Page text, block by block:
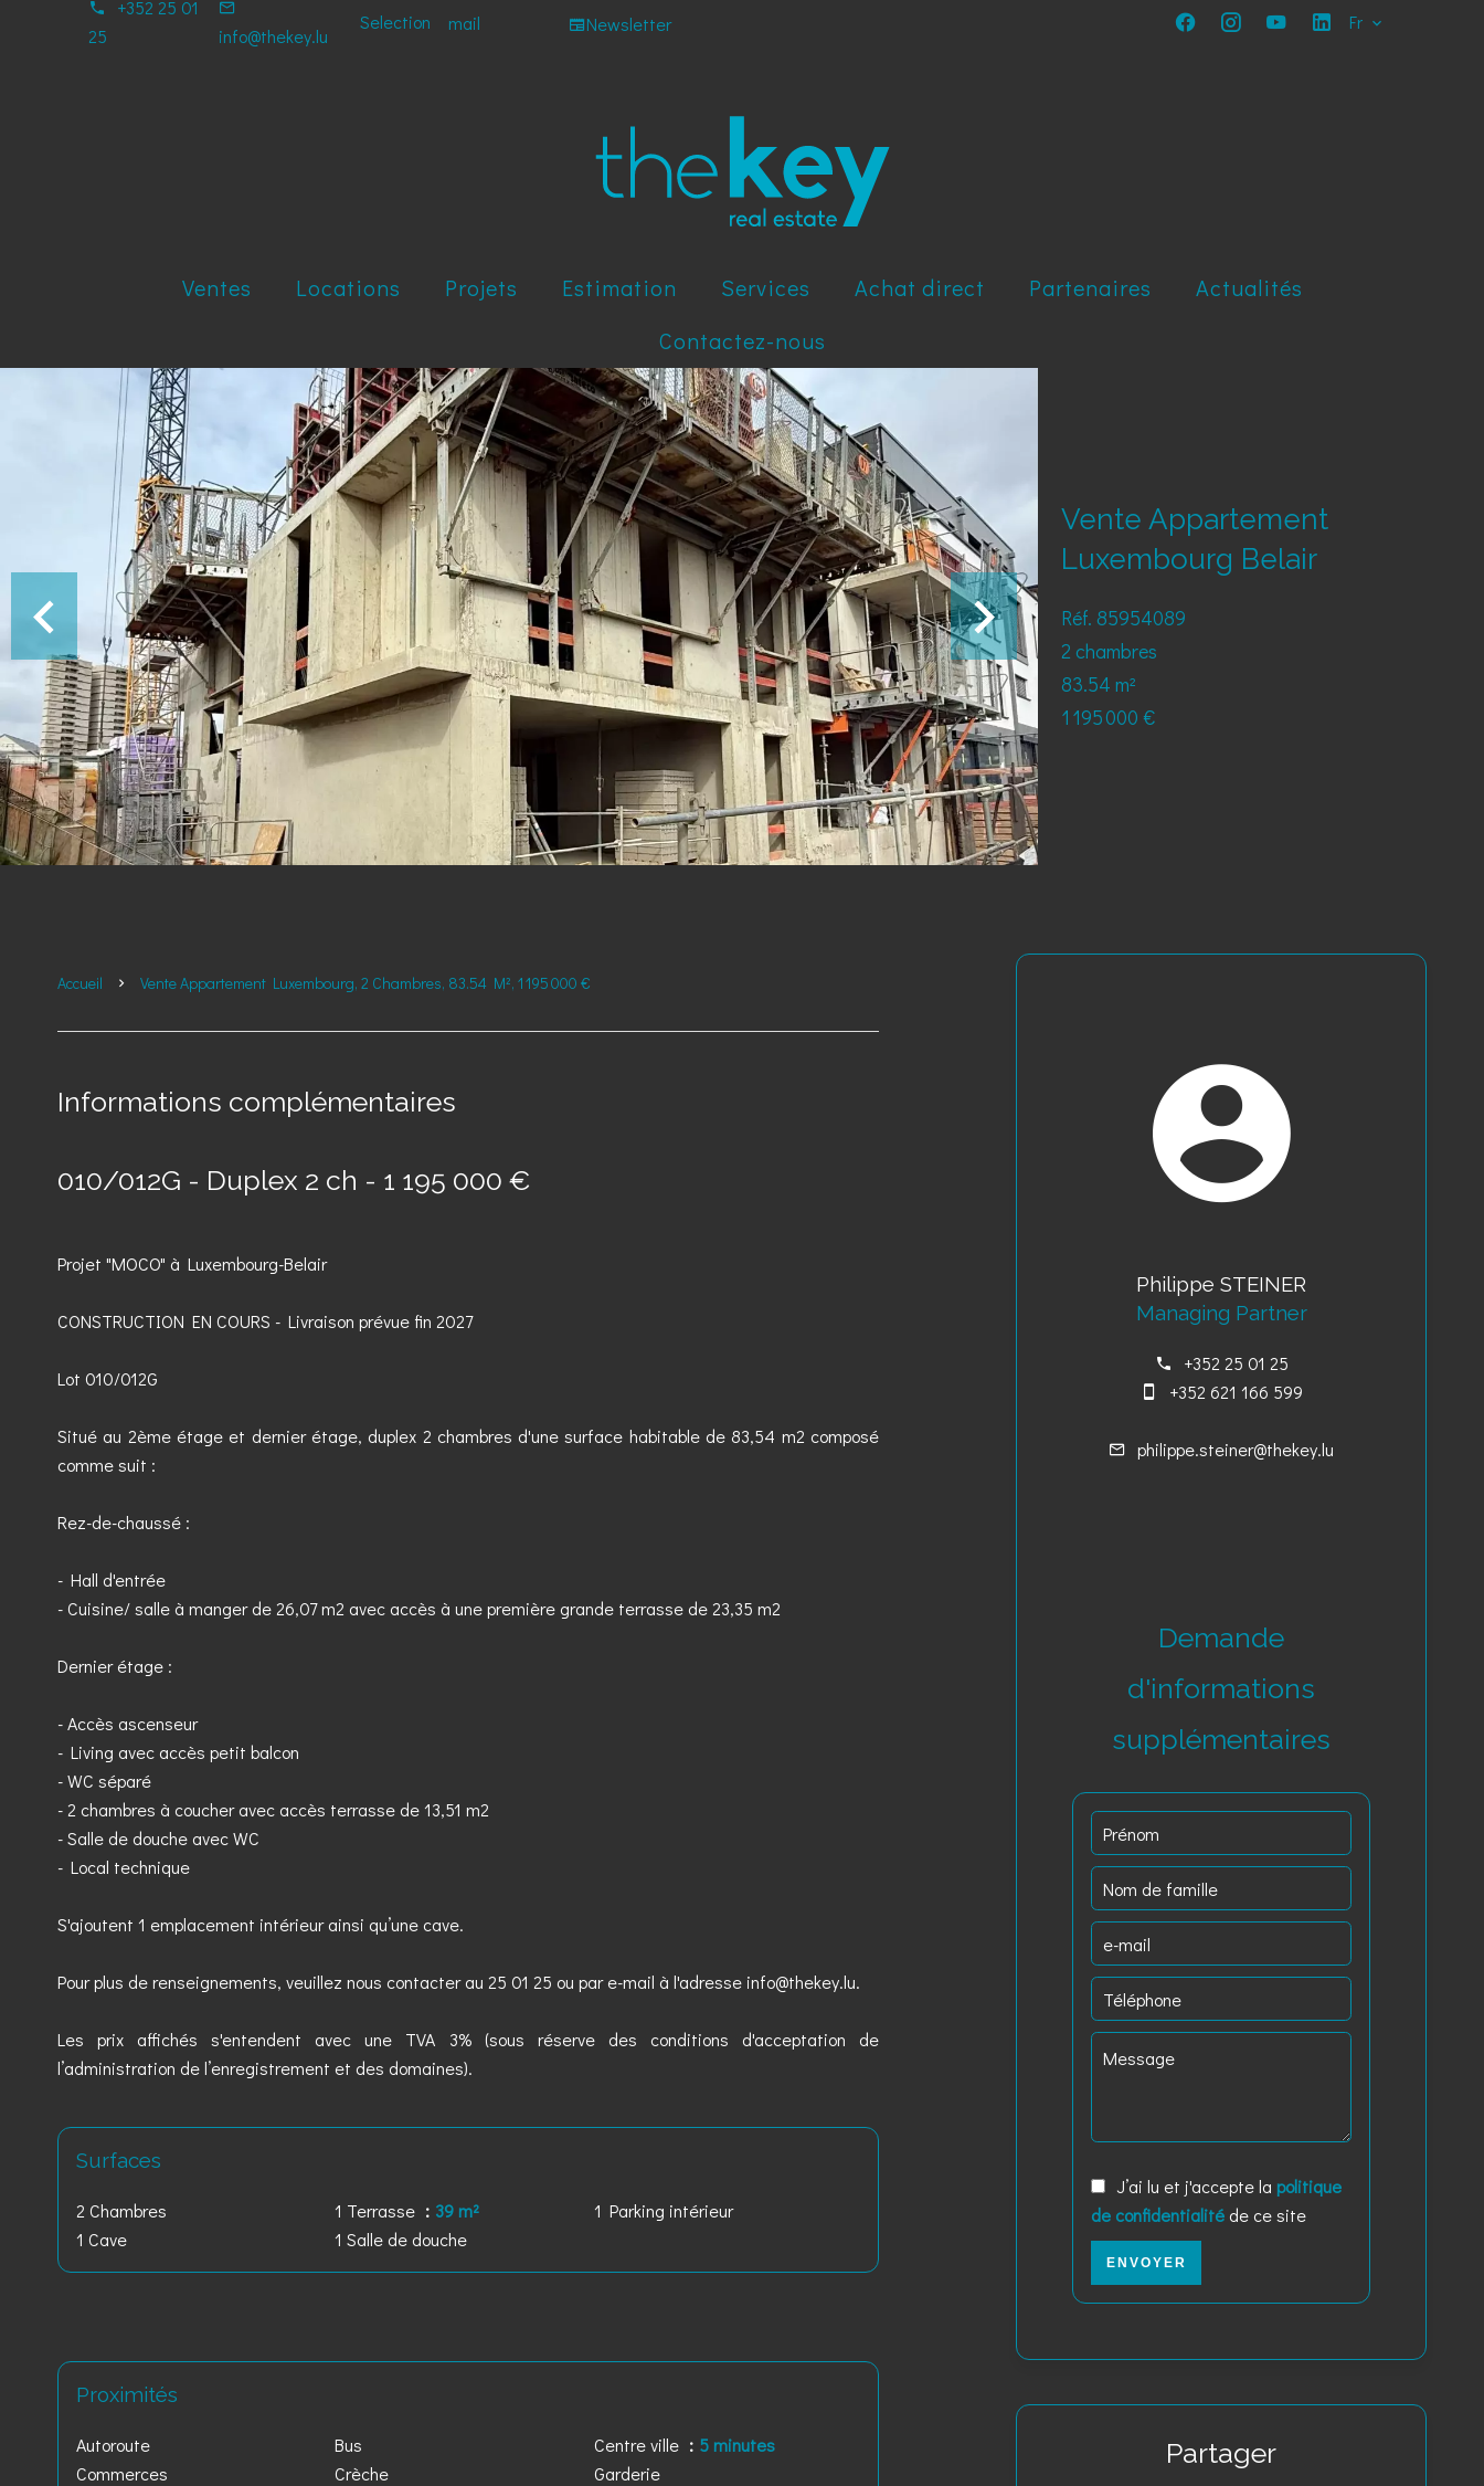
+352 25 01
25
info@thekey.lu
Selection mail Newsletter Fr
Ventes Locations Projets Estimation Services Achat direct Partenaires
Actualités
Contactez-nous
Vente Appartement
Luxembourg Belair
Réf. 85954089
2 chambres
83.54 m²
1 195 000 €
Accueil Vente Appartement Luxembourg, 2 Chambres, 83.54 M², 1 195 000 €
Informations complémentaires
010/012G - Duplex 2 ch - 1 195 000 €
Projet "MOCO" à Luxembourg-Belair
CONSTRUCTION EN COURS - Livraison prévue fin 2027
Lot 010/012G
Situé au 2ème étage et dernier étage, duplex 2 chambres d'une surface habitable de 83,54 m2 composé
comme suit :
Rez-de-chaussé :
- Hall d'entrée
- Cuisine/ salle à manger de 26,07 m2 avec accès à une première grande terrasse de 23,35 m2
Dernier étage :
- Accès ascenseur
- Living avec accès petit balcon
- WC séparé
- 2 chambres à coucher avec accès terrasse de 13,51 m2
- Salle de douche avec WC
- Local technique
S'ajoutent 1 emplacement intérieur ainsi qu’une cave.
Pour plus de renseignements, veuillez nous contacter au 25 01 25 ou par e-mail à l'adresse info@thekey.lu.
Les prix affichés s'entendent avec une TVA 3% (sous réserve des conditions d'acceptation de
l’administration de l’enregistrement et des domaines).
Surfaces
2 Chambres 1 Terrasse 39 m²
1 Parking intérieur
1 Cave
1 Salle de douche
Proximités
Autoroute Bus Centre ville
5 minutes
Commerces
Crèche
Garderie
Philippe STEINER
Managing Partner
+352 25 01 25
+352 621 166 599
philippe.steiner@thekey.lu
Demande
d'informations
supplémentaires
J’ai lu et j'accepte la politique
de confidentialité de ce site
ENVOYER
Partager